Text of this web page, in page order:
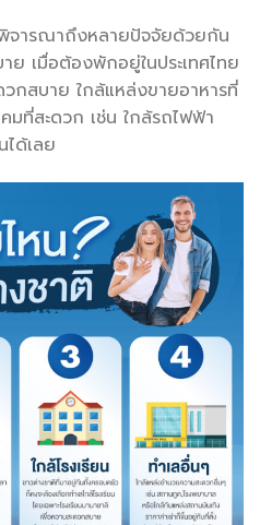
พิจารณาถึงหลายปัจจัยด้วยกัน
ย เมื่อต้องพักอยู่ในประเทศไทย
วกสบาย ใกล้แหล่งขายอาหารที่
ที่สะดวก เช่น ใกล้รถไฟฟ้า
ด้เลย